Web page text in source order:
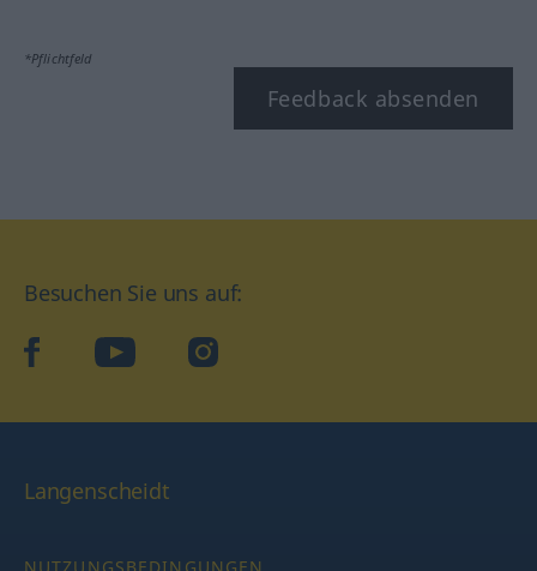
*Pflichtfeld
Feedback absenden
Besuchen Sie uns auf:
facebookYouTube Instagram
Langenscheidt